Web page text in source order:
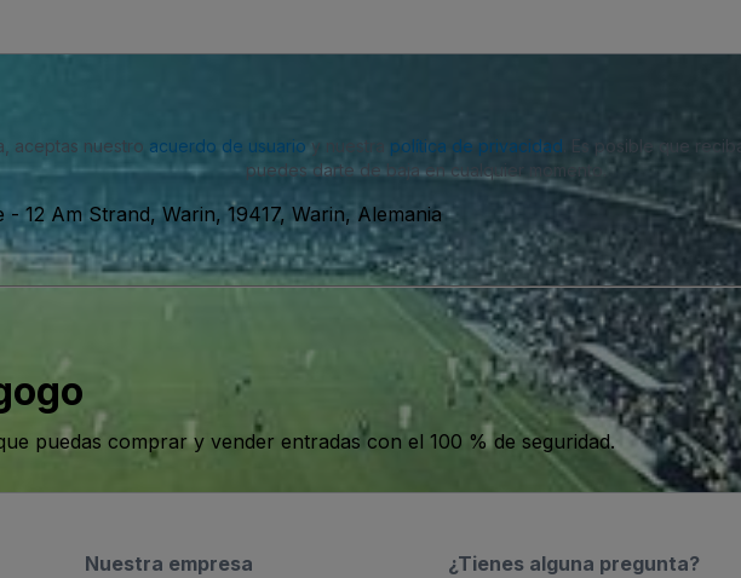
aceptas nuestro acuerdo de usuarioy nuestra política de privacidad . Es posible que
puedes darte de baja en cualquier momento.
- 12 Am Strand, Warin, 19417, Warin, Alemania
puedas comprar y vender entradas con el 100 % de seguridad.
Nuestra empresa ¿Tienes alguna pregunta?